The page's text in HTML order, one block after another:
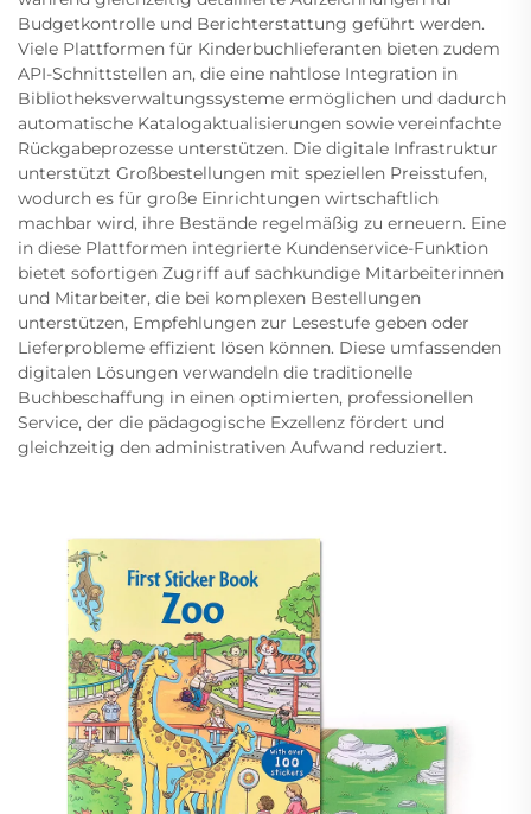
Budgetkontrolle und Berichterstattung geführt werden.
Viele Plattformen für Kinderbuchlieferanten bieten zudem
API-Schnittstellen an, die eine nahtlose Integration in
Bibliotheksverwaltungssysteme ermöglichen und dadurch
automatische Katalogaktualisierungen sowie vereinfachte
Rückgabeprozesse unterstützen. Die digitale Infrastruktur
unterstützt Großbestellungen mit speziellen Preisstufen,
wodurch es für große Einrichtungen wirtschaftlich
machbar wird, ihre Bestände regelmäßig zu erneuern. Eine
in diese Plattformen integrierte Kundenservice-Funktion
bietet sofortigen Zugriff auf sachkundige Mitarbeiterinnen
und Mitarbeiter, die bei komplexen Bestellungen
unterstützen, Empfehlungen zur Lesestufe geben oder
Lieferprobleme effizient lösen können. Diese umfassenden
digitalen Lösungen verwandeln die traditionelle
Buchbeschaffung in einen optimierten, professionellen
Service, der die pädagogische Exzellenz fördert und
gleichzeitig den administrativen Aufwand reduziert.